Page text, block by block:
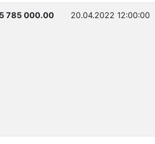
5 785 000.00 20.04.2022 12:00:00